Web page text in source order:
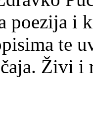
poezija i
te
Živi i